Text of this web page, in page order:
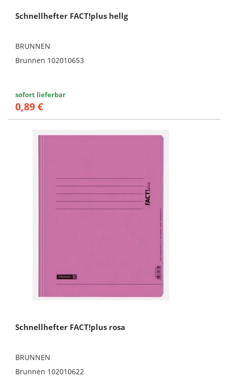
Schnellhefter FACT!plus hellg
BRUNNEN
Brunnen 102010653
sofort lieferbar
0,89 €
Schnellhefter FACT!plus rosa
BRUNNEN
Brunnen 102010622